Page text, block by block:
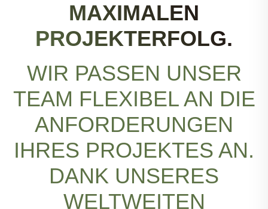
MAXIMALEN
PROJEKTERFOLG.
WIR PASSEN UNSER
TEAM FLEXIBEL AN DIE
ANFORDERUNGEN
IHRES PROJEKTES AN.
DANK UNSERES
WELTWEITEN